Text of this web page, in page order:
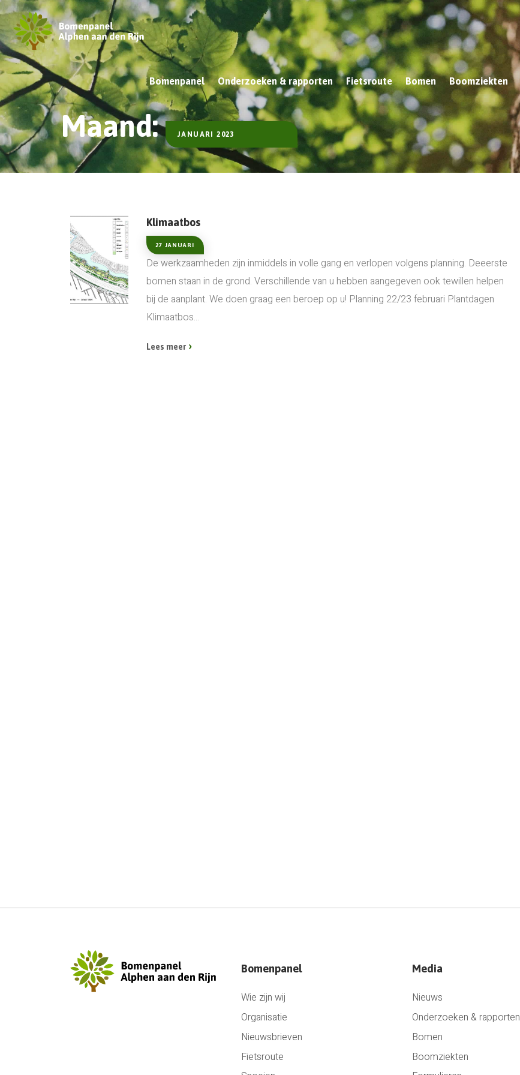
Bomenpanel Onderzoeken & rapporten Fietsroute Bomen Boomziekten
Maand: JANUARI 2023
Klimaatbos
27 JANUARI
De werkzaamheden zijn inmiddels in volle gang en verlopen volgens planning. Deeerste
bomen staan in de grond. Verschillende van u hebben aangegeven ook tewillen helpen
bij de aanplant. We doen graag een beroep op u! Planning 22/23 februari Plantdagen
Klimaatbos...
Lees meer
Bomenpanel
Wie zijn wij
Organisatie
Nieuwsbrieven
Fietsroute
Media
Nieuws
Onderzoeken & rapporten
Bomen
Boomziekten